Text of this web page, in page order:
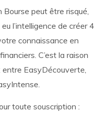
Bourse peut être risqué,
l’intelligence de créer 4
connaissance en
C’est la raison
entre EasyDécouverte,
toute souscription :